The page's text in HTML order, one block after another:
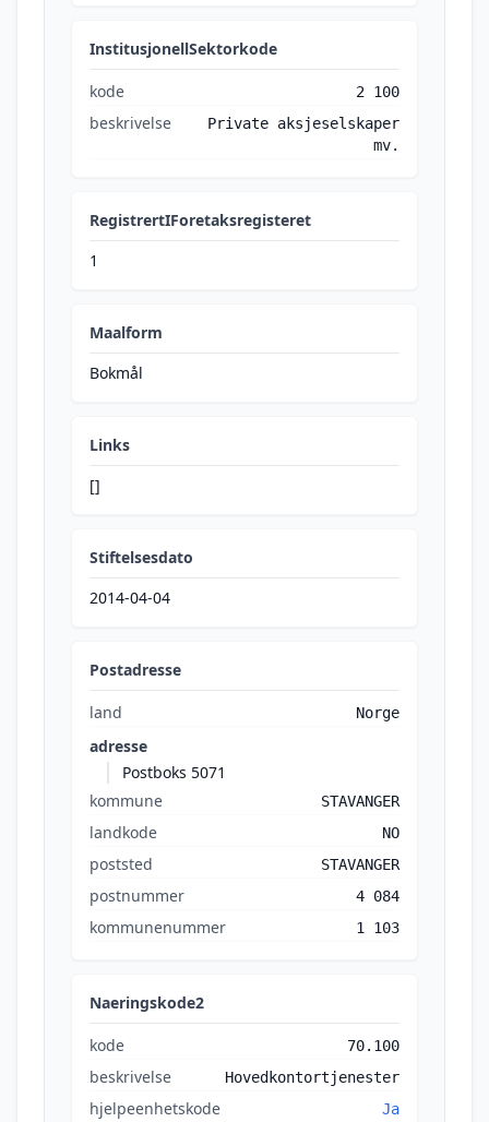
InstitusjonellSektorkode
kode 2 100
beskrivelse
Private aksjeselskaper
mv.
RegistrertIForetaksregisteret
1
Maalform
Bokmål
Links
[]
Stiftelsesdato
2014-04-04
Postadresse
land Norge
adresse
Postboks 5071
kommune
STAVANGER
landkode NO
poststed STAVANGER
postnummer 4 084
kommunenummer 1 103
Naeringskode2
kode 70.100
beskrivelse Hovedkontortjenester
hjelpeenhetskode Ja